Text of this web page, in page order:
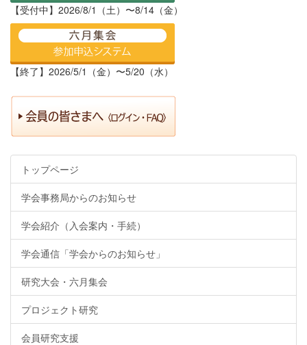
【受付中】2026/8/1（土）〜8/14（金）
【終了】2026/5/1（金）〜5/20（水）
トップページ
学会事務局からのお知らせ
学会紹介（入会案内・手続）
学会通信「学会からのお知らせ」
研究大会・六月集会
プロジェクト研究
会員研究支援